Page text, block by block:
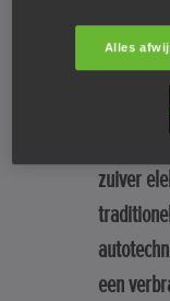
in hybride?
Naast
zuiver
een
Alles